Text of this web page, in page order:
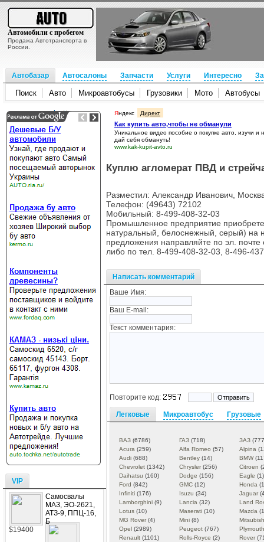
Автомобили с пробегом
Продажа Автотранспорта в
России.
Автобазар Автосалоны Запчасти Услуги Интересно
Поиск Авто Микроавтобусы Грузовики Мото Автобусы
VIP
Самосвалы
МАЗ, ЭО-2621,
АТЗ-9, ППЦ-16,
Б
$19400
Яндекс Директ
Как купить авто,чтобы не обманули
Уникальное видео пособие о покупке авто, изучи и
дай себя обмануть!
www.kak-kupit-avto.ru
Куплю агломерат ПВД и
Разместил: Александр Иванович,
Телефон: (49643) 72102
Мобильный: 8-499-408-32-03
Промышленное предприятие
натуральный, белоснежный, серый) на
предложения направляйте по эл.
либо по тел. 8-499-408-32-03, 8-496-
Написать комментарий
Ваше Имя:
Ваш E-mail:
Текст комментария:
Повторите код:
Легковые Микроавтобус Грузовые
ВАЗ (6786) ГАЗ (718) ЗАЗ
Acura (259) Alfa Romeo (57) Alpina
Audi (688) Bentley (14) BMW
Chevrolet (1342) Chrysler (256) Citroen
Daihatsu (160) Dodge (156) Eagle (1)
Ford (842) GMC (12) Honda
Infiniti (176) Isuzu (34) Jaguar
Lamborghini (9) Lancia (32)
Land
Lotus (10) Maserati (10) Mazda
MG Rover (4) Mini (8)
Opel (2989) Peugeot (767)
Plymouth
Renault (1101) Rolls-Royce (2) Rover